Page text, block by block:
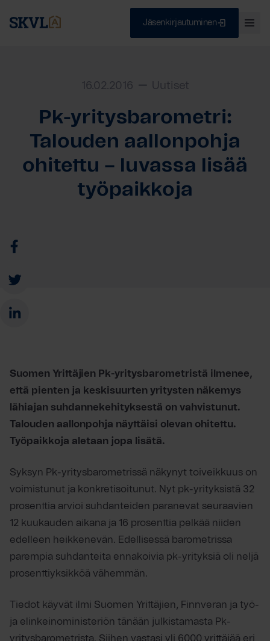
Jäsenkirjautuminen
HAE
16.02.2016 Uutiset
Pk-yritysbarometri:
Talouden aallonpohja
ohitettu – luvassa lisää
työpaikkoja
Suomen Yrittäjien Pk-yritysbarometristä ilmenee,
että pienten ja keskisuurten yritysten näkemys
lähiajan suhdannekehityksestä on vahvistunut.
Talouden aallonpohja näyttäisi olevan ohitettu.
Työpaikkoja aletaan jopa lisätä.
Syksyn Pk-yritysbarometrissä näkynyt toiveikkuus on
voimistunut ja konkretisoitunut. Nyt pk-yrityksistä 32
prosenttia arvioi suhdanteiden paranevat seuraavien
12 kuukauden aikana ja 16 prosenttia pelkää niiden
edelleen heikkenevän. Edellisessä barometrissa
parempia suhdanteita ennakoivia pk-yrityksiä oli neljä
prosenttiyksikköä vähemmän.
Tiedot käyvät ilmi Suomen Yrittäjien, Finnveran ja työ-
ja elinkeinoministeriön tänään julkistamasta Pk-
yritysbarometrista. Siihen vastasi yli 6000 yrittäjää eri